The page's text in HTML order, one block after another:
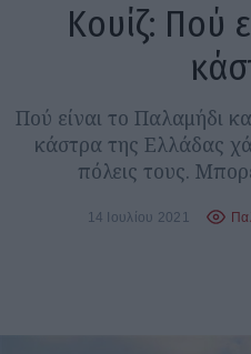
Κουίζ: Πού
Πού είναι το Παλαμήδι
κάστρα της Ελλάδας
πόλεις τους.
14 Ιουλίου 2021